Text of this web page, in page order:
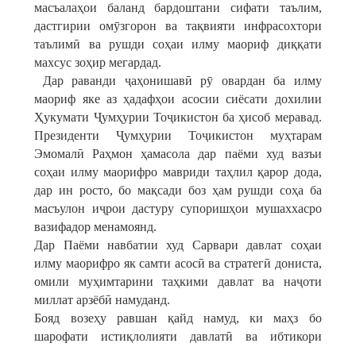
масъалаҳои баланд бардоштани сифати таълим,
дастгирии омӯзгорон ва тақвияти инфрасохтори
таълимӣ ва рушди соҳаи илму маориф диққати
махсус зоҳир мегардад.
Дар раванди ҷаҳонишавӣ рӯ овардан ба илму
маориф яке аз ҳадафҳои асосии сиёсати дохилии
Ҳукумати Ҷумҳурии Тоҷикистон ба ҳисоб меравад.
Президенти Ҷумҳурии Тоҷикистон муҳтарам
Эмомалӣ Раҳмон ҳамасола дар паёми худ вазъи
соҳаи илму маорифро мавриди таҳлил қарор дода,
дар ин росто, бо мақсади боз ҳам рушди соҳа ба
масъулон иҷрои дастуру супоришҳои мушаххасро
вазифадор менамоянд.
Дар Паёми навбатии худ Сарвари давлат соҳаи
илму маорифро як самти асосӣ ва стратегӣ дониста,
омили муҳимтарини таҳкими давлат ва наҷоти
миллат арзёбӣ намуданд.
Бояд возеҳу равшан қайд намуд, ки маҳз бо
шарофати истиқлолияти давлатӣ ва ибтикори